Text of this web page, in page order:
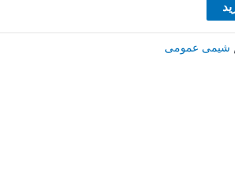
, شیمی عمومی